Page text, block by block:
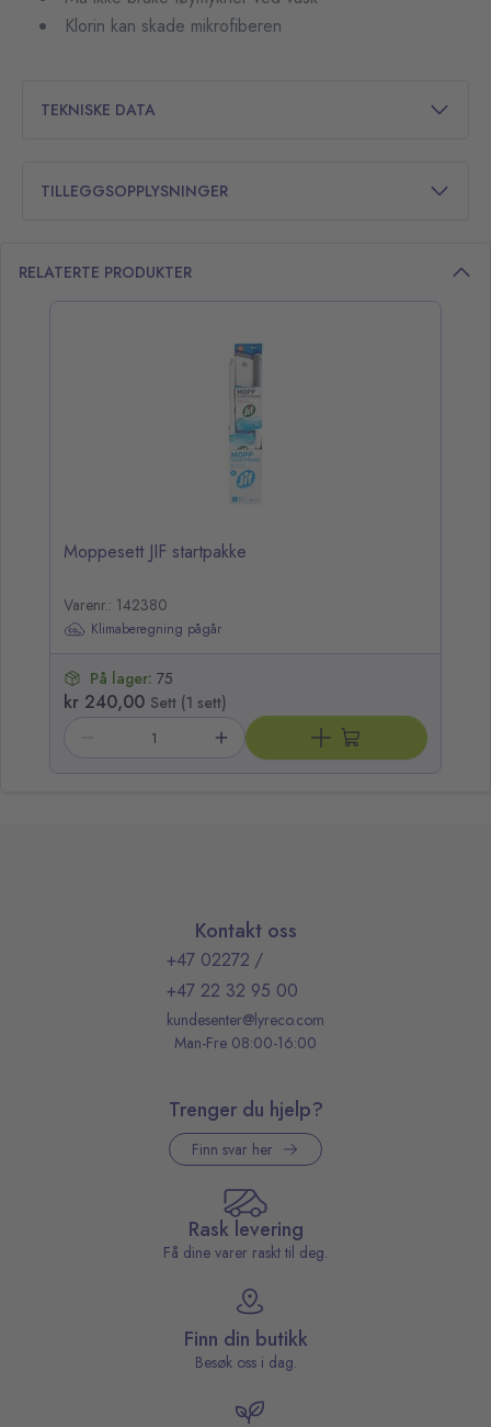
Klorin kan skade mikrofiberen
TEKNISKE DATA
TILLEGGSOPPLYSNINGER
RELATERTE PRODUKTER
Moppesett JIF startpakke
Varenr.: 142380
Klimaberegning pågår
På lager: 75
kr 240,00 Sett (1 sett)
Kontakt oss
+47 02272 /
+47 22 32 95 00
kundesenter@lyreco.com
Man-Fre 08:00-16:00
Trenger du hjelp?
Finn svar her
Rask levering
Få dine varer raskt til deg.
Finn din butikk
Besøk oss i dag.